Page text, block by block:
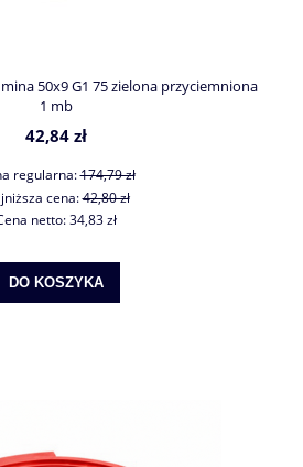
50x9 G1 75 zielona przyciemniona
1 mb
42,84 zł
regularna:174,79 zł
cena:42,80 zł
netto:34,83 zł
DO KOSZYKA